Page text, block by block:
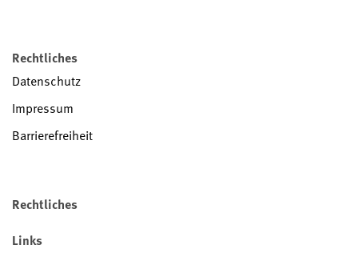
Rechtliches
Datenschutz
Impressum
Barrierefreiheit
Rechtliches
Links